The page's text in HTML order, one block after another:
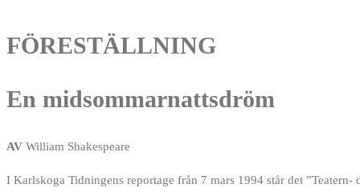
FÖRESTÄLLNING
En midsommarnattsdröm
AV William Shakespeare
I Karlskoga Tidningens reportage från 7 mars 1994 står det